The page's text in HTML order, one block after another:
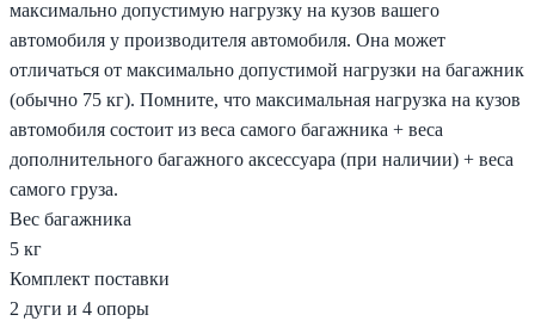
максимально допустимую нагрузку на кузов вашего
автомобиля у производителя автомобиля. Она может
отличаться от максимально допустимой нагрузки на багажник
(обычно 75 кг). Помните, что максимальная нагрузка на кузов
автомобиля состоит из веса самого багажника + веса
дополнительного багажного аксессуара (при наличии) + веса
самого груза.
Вес багажника
5 кг
Комплект поставки
2 дуги и 4 опоры